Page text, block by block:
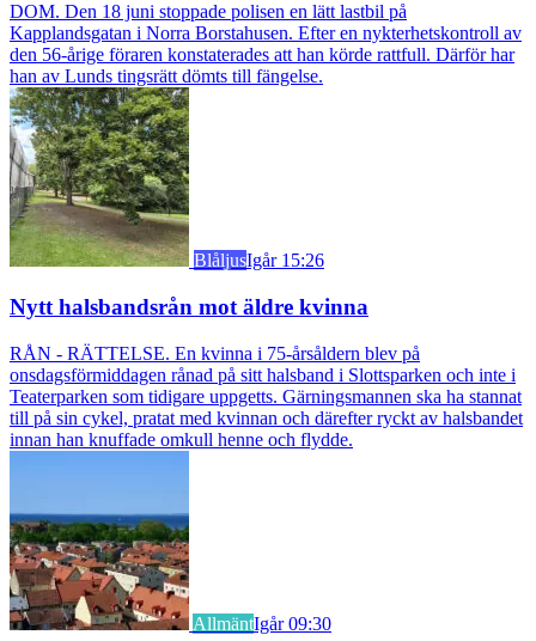
DOM. Den 18 juni stoppade polisen en lätt lastbil på
Kapplandsgatan i Norra Borstahusen. Efter en nykterhetskontroll av
den 56-årige föraren konstaterades att han körde rattfull. Därför har
han av Lunds tingsrätt dömts till fängelse.
BlåljusIgår 15:26
Nytt halsbandsrån mot äldre kvinna
RÅN - RÄTTELSE. En kvinna i 75-årsåldern blev på
onsdagsförmiddagen rånad på sitt halsband i Slottsparken och inte i
Teaterparken som tidigare uppgetts. Gärningsmannen ska ha stannat
till på sin cykel, pratat med kvinnan och därefter ryckt av halsbandet
innan han knuffade omkull henne och flydde.
AllmäntIgår 09:30